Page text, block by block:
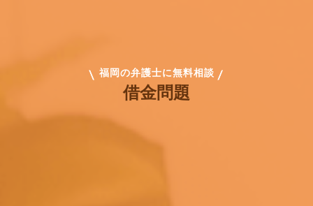
福岡の弁護士に無料相談
借金問題